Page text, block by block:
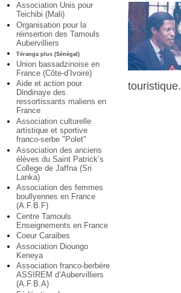
Association Unis pour
Teichibi (Mali)
Organisation pour la
réinsertion des Tamouls
Aubervilliers
Téranga plus (Sénégal)
Union bassadzinoise en
France (Côte-d’Ivoire)
Aide et action pour
Dindinaye des
ressortissants maliens en
France
Association culturelle
artistique et sportive
franco-serbe "Polet"
Association des anciens
élèves du Saint Patrick’s
College de Jaffna (Sri
Lanka)
Association des femmes
boullyennes en France
(A.F.B.F)
Centre Tamouls
Enseignements en France
Coeur Caraibes
Association Dioungo
Keneya
Association franco-berbère
ASSIREM d’Aubervilliers
(A.F.B.A)
touristique.